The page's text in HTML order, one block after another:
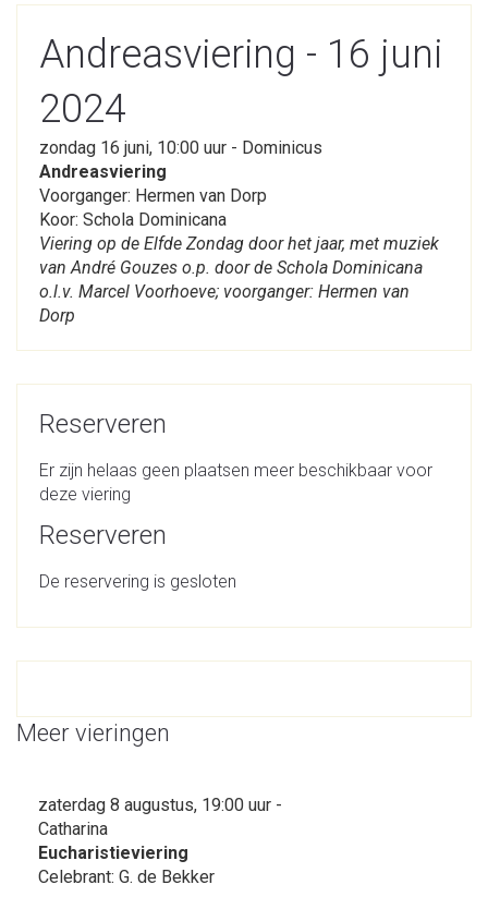
Andreasviering - 16 juni
2024
zondag 16 juni, 10:00 uur - Dominicus
Andreasviering
Voorganger: Hermen van Dorp
Koor: Schola Dominicana
Viering op de Elfde Zondag door het jaar, met muziek
van André Gouzes o.p. door de Schola Dominicana
o.l.v. Marcel Voorhoeve; voorganger: Hermen van
Dorp
Reserveren
Er zijn helaas geen plaatsen meer beschikbaar voor
deze viering
Reserveren
De reservering is gesloten
Meer vieringen
zaterdag 8 augustus, 19:00 uur -
Catharina
Eucharistieviering
Celebrant: G. de Bekker